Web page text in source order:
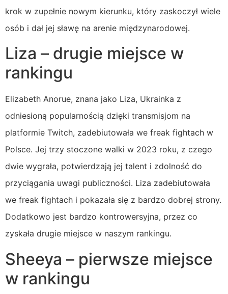
krok w zupełnie nowym kierunku, który zaskoczył wiele
osób i dał jej sławę na arenie międzynarodowej.
Liza – drugie miejsce w
rankingu
Elizabeth Anorue, znana jako Liza, Ukrainka z
odniesioną popularnością dzięki transmisjom na
platformie Twitch, zadebiutowała we freak fightach w
Polsce. Jej trzy stoczone walki w 2023 roku, z czego
dwie wygrała, potwierdzają jej talent i zdolność do
przyciągania uwagi publiczności. Liza zadebiutowała
we freak fightach i pokazała się z bardzo dobrej strony.
Dodatkowo jest bardzo kontrowersyjna, przez co
zyskała drugie miejsce w naszym rankingu.
Sheeya – pierwsze miejsce
w rankingu